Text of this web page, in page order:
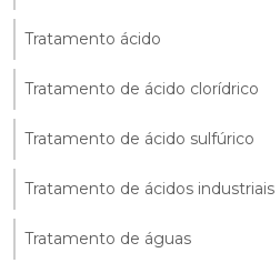
Tratamento ácido
Tratamento de ácido clorídrico
Tratamento de ácido sulfúrico
Tratamento de ácidos industriais
Tratamento de águas